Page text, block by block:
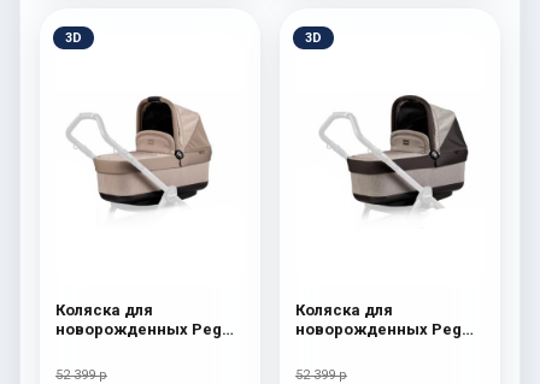
3D
Коляска для
новорожденных Peg
Pop-Up) Cream
52 399 р
3D
Коляска для
новорожденных Peg
Pop-Up) Atmosphere
52 399 р